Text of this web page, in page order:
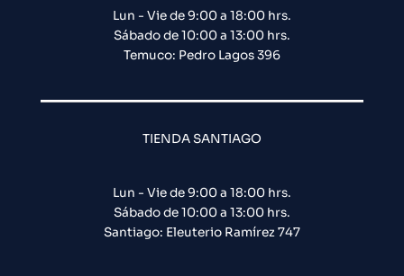
Lun - Vie de 9:00 a 18:00 hrs.
Sábado de 10:00 a 13:00 hrs.
Temuco: Pedro Lagos 396
TIENDA SANTIAGO
Lun - Vie de 9:00 a 18:00 hrs.
Sábado de 10:00 a 13:00 hrs.
Santiago: Eleuterio Ramírez 747​